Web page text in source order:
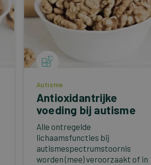
Autisme
Antioxidantrijke
voeding bij autisme
Alle ontregelde
lichaamsfuncties bij
autismespectrumstoornis
worden (mee) veroorzaakt of in